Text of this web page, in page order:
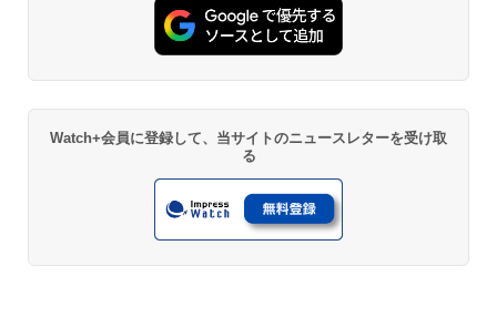
Watch+会員に登録して、当サイトのニュースレターを受け取
る